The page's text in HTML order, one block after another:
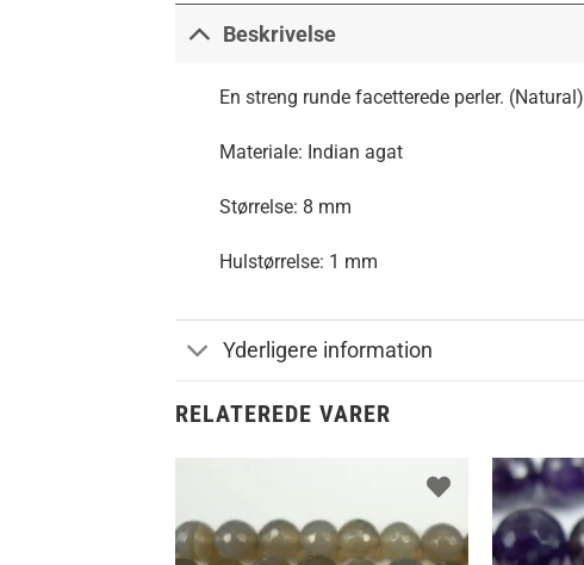
Beskrivelse
En streng runde facetterede perler. (Natural)
Materiale: Indian agat
Størrelse: 8 mm
Hulstørrelse: 1 mm
Yderligere information
RELATEREDE VARER